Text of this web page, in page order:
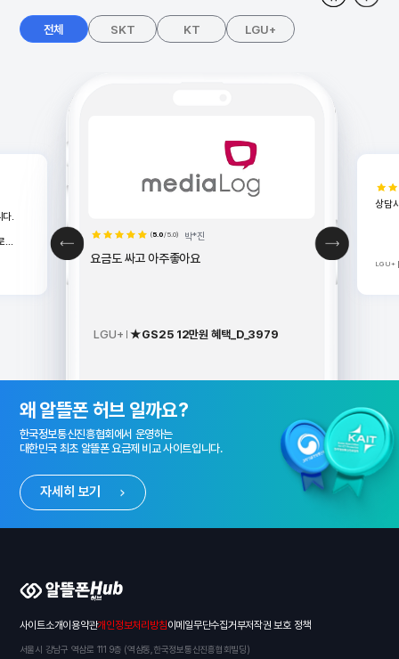
전체 SKT KT LGU+
.
(5.0/5.0) 박*진
요금도 싸고 아주좋아요
LGU+ ★GS25 12만원 혜택_D_3979
상담
LGU+
왜 알뜰폰 허브 일까요?
한국정보통신진흥협회에서 운영하는
대한민국 최초 알뜰폰 요금제 비교 사이트입니다.
자세히 보기
알뜰폰 허브
사이트소개이용약관개인정보처리방침이메일무단수집거부저작권 보호 정책
서울시 강남구 역삼로 111 9층 (역삼동,한국정보통신진흥협회빌딩)